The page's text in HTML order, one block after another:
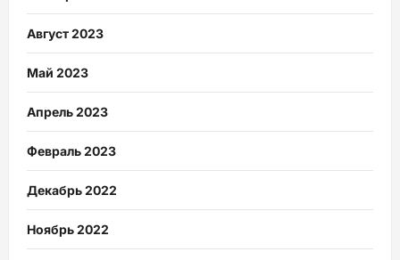
Август 2023
Май 2023
Апрель 2023
Февраль 2023
Декабрь 2022
Ноябрь 2022